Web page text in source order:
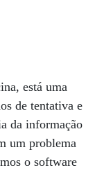
está uma
de tentativa e
da informação
um problema
o software